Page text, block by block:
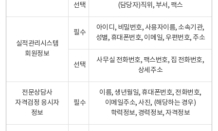
선택 (담당자)직위, 부서, 팩스
실적관리시스템
회원정보
필수
아이디, 비밀번호, 사용자이름, 소속기관,
성별, 휴대폰번호, 이메일, 우편번호, 주소
선택
사무실 전화번호, 팩스번호, 집 전화번호,
상세주소
전문상담사
자격검정 응시자
정보
필수
이름, 생년월일, 휴대폰번호, 전화번호,
이메일주소, 사진, (해당하는 경우)
학력정보, 경력정보, 자격정보